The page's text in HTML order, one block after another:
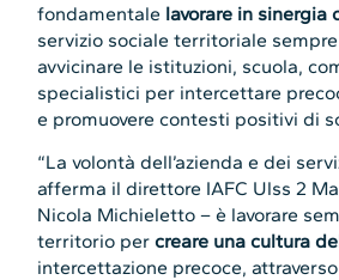
fondamentale lavorare in sinergia
servizio sociale territoriale
avvicinare le istituzioni, scuola,
specialistici per intercettare
e promuovere contesti positivi di
“La volontà dell’azienda e dei
afferma il direttore IAFC Ulss 2
Nicola Michieletto – è lavorare
territorio percreare una cultura
intercettazione precoce,